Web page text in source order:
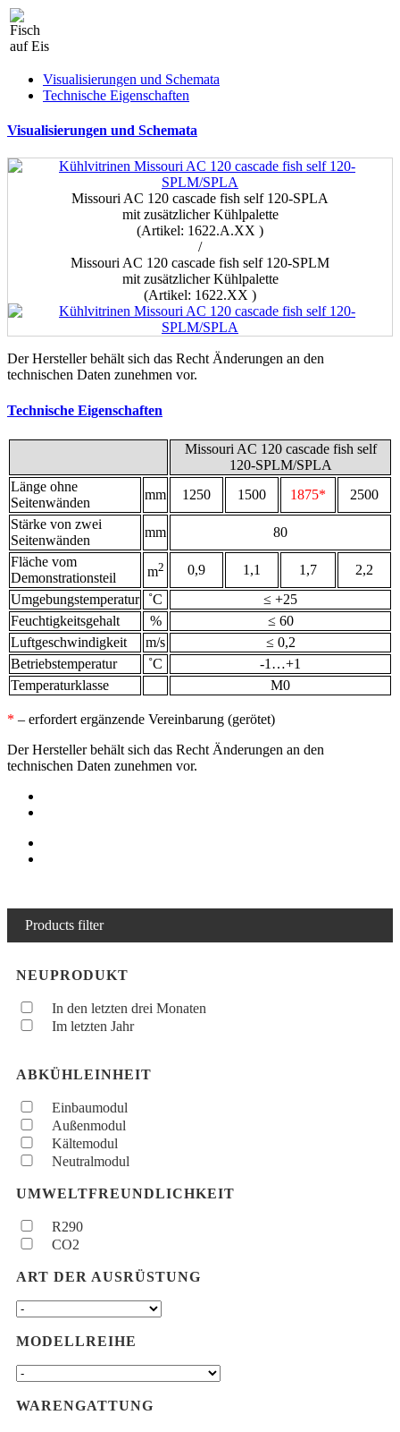
Visualisierungen und Schemata
Technische Eigenschaften
Visualisierungen und Schemata
Missouri AC 120 cascade fish self 120-SPLA
mit zusätzlicher Kühlpalette
(Artikel: 1622.А.XX )
/
Missouri AC 120 cascade fish self 120-SPLM
mit zusätzlicher Kühlpalette
(Artikel: 1622.XX )
Der Hersteller behält sich das Recht Änderungen an den
technischen Daten zunehmen vor.
Technische Eigenschaften
Missouri AC 120 cascade fish self
120-SPLM/SPLA
Länge ohne
Seitenwänden
mm 1250 1500 1875*
2500
Stärke von zwei
Seitenwänden
mm
80
Fläche vom
Demonstrationsteil
m2 0,9 1,1 1,7
2,2
Umgebungstemperatur
˚С
≤ +25
Feuchtigkeitsgehalt
%
≤ 60
Luftgeschwindigkeit
m/s
≤ 0,2
Betriebstemperatur
˚С
-1…+1
Temperaturklasse
М0
* – erfordert ergänzende Vereinbarung (gerötet)
Der Hersteller behält sich das Recht Änderungen an den
technischen Daten zunehmen vor.
Products filter
NEUPRODUKT
In den letzten drei Monaten
Im letzten Jahr
ABKÜHLEINHEIT
Einbaumodul
Außenmodul
Kältemodul
Neutralmodul
UMWELTFREUNDLICHKEIT
R290
CO2
ART DER AUSRÜSTUNG
MODELLREIHE
WARENGATTUNG